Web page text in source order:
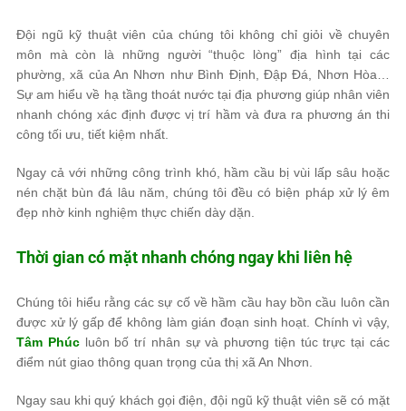
Đội ngũ kỹ thuật viên của chúng tôi không chỉ giỏi về chuyên
môn mà còn là những người “thuộc lòng” địa hình tại các
phường, xã của An Nhơn như Bình Định, Đập Đá, Nhơn Hòa…
Sự am hiểu về hạ tầng thoát nước tại địa phương giúp nhân viên
nhanh chóng xác định được vị trí hầm và đưa ra phương án thi
công tối ưu, tiết kiệm nhất.
Ngay cả với những công trình khó, hầm cầu bị vùi lấp sâu hoặc
nén chặt bùn đá lâu năm, chúng tôi đều có biện pháp xử lý êm
đẹp nhờ kinh nghiệm thực chiến dày dặn.
Thời gian có mặt nhanh chóng ngay khi liên hệ
Chúng tôi hiểu rằng các sự cố về hầm cầu hay bồn cầu luôn cần
được xử lý gấp để không làm gián đoạn sinh hoạt. Chính vì vậy,
Tâm Phúcluôn bố trí nhân sự và phương tiện túc trực tại các
điểm nút giao thông quan trọng của thị xã An Nhơn.
Ngay sau khi quý khách gọi điện, đội ngũ kỹ thuật viên sẽ có mặt